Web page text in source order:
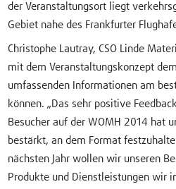
der Veranstaltungsort liegt
Gebiet nahe des Frankfurter
Christophe Lautray, CSO Linde
mit dem Veranstaltungskonzept
umfassenden Informationen am
können. „Das sehr positive
Besucher auf der WOMH 2014 hat
bestärkt, an dem Format
nächsten Jahr wollen wir unseren
Produkte und Dienstleistungen wir